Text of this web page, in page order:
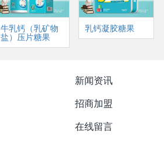
牛乳钙（乳矿物
盐）压片糖果
乳钙凝胶糖果
新闻资讯
招商加盟
在线留言